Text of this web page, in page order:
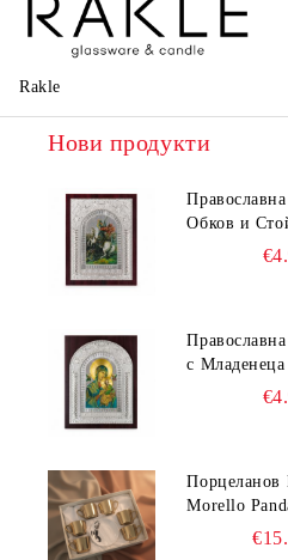
Rakle
Нови продукти
Обков и
Христос,
с
Стойка
Порцеланов
Morello
Чаши с